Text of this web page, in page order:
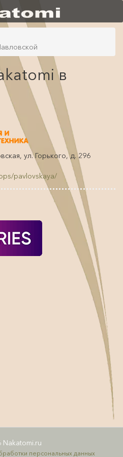
в
ул. Горького, д. 296
pavlovskaya/
персональных данных